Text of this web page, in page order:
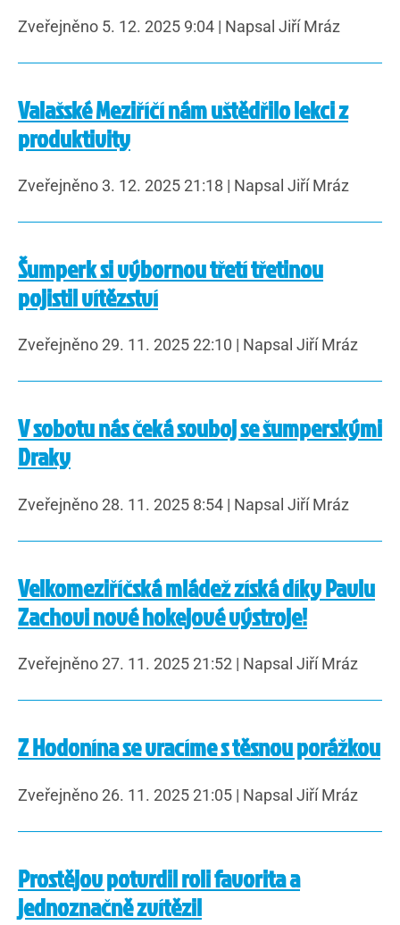
Zveřejněno 5. 12. 2025 9:04 | Napsal Jiří Mráz
Valašské Meziříčí nám uštědřilo lekci z
produktivity
Zveřejněno 3. 12. 2025 21:18 | Napsal Jiří Mráz
Šumperk si výbornou třetí třetinou
pojistil vítězství
Zveřejněno 29. 11. 2025 22:10 | Napsal Jiří Mráz
V sobotu nás čeká souboj se šumperskými
Draky
Zveřejněno 28. 11. 2025 8:54 | Napsal Jiří Mráz
Velkomeziříčská mládež získá díky Pavlu
Zachovi nové hokejové výstroje!
Zveřejněno 27. 11. 2025 21:52 | Napsal Jiří Mráz
Z Hodonína se vracíme s těsnou porážkou
Zveřejněno 26. 11. 2025 21:05 | Napsal Jiří Mráz
Prostějov potvrdil roli favorita a
jednoznačně zvítězil